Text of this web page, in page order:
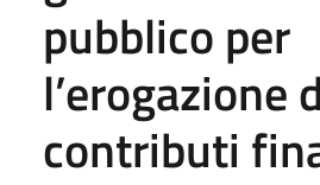
pubblico per
l’erogazione
contributi